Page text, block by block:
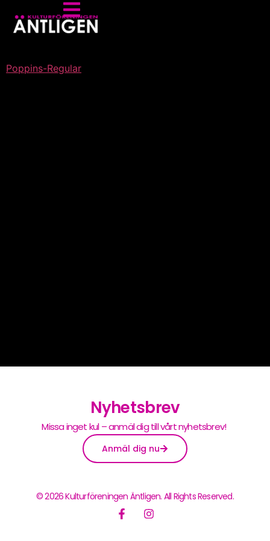
Poppins-Regular
Nyhetsbrev
Missa inget kul – anmäl dig till vårt nyhetsbrev!
Anmäl dig nu
© 2026 Kulturföreningen Äntligen. All Rights Reserved.